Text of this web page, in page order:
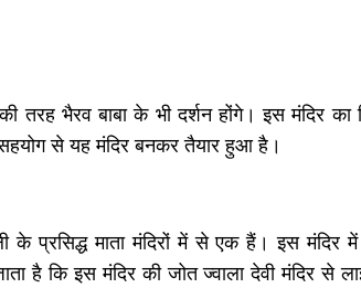
तरह भैरव बाबा के भी दर्शन होंगे। इस मंदिर
से यह मंदिर बनकर तैयार हुआ है।
के प्रसिद्ध माता मंदिरों में से एक हैं। इस
है कि इस मंदिर की जोत ज्वाला देवी मंदिर से